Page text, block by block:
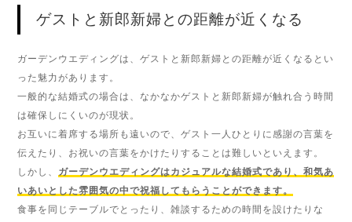
ゲストと新郎新婦との距離が近くなる
ガーデンウエディングは、ゲストと新郎新婦との距離が近くなるとい
った魅力があります。
一般的な結婚式の場合は、なかなかゲストと新郎新婦が触れ合う時間
は確保しにくいのが現状。
お互いに着席する場所も遠いので、ゲスト一人ひとりに感謝の言葉を
伝えたり、お祝いの言葉をかけたりすることは難しいといえます。
しかし、 ガーデンウエディングはカジュアルな結婚式であり、和気あ
いあいとした雰囲気の中で祝福してもらうことができます。
食事を同じテーブルでとったり、雑談するための時間を設けたりな